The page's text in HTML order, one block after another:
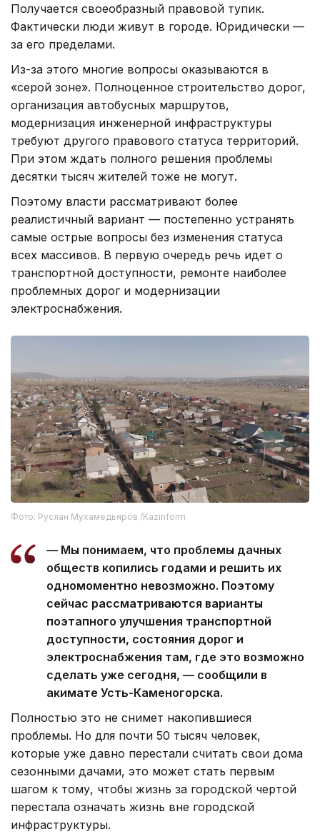
Получается своеобразный правовой тупик.
Фактически люди живут в городе. Юридически —
за его пределами.
Из-за этого многие вопросы оказываются в
«серой зоне». Полноценное строительство дорог,
организация автобусных маршрутов,
модернизация инженерной инфраструктуры
требуют другого правового статуса территорий.
При этом ждать полного решения проблемы
десятки тысяч жителей тоже не могут.
Поэтому власти рассматривают более
реалистичный вариант — постепенно устранять
самые острые вопросы без изменения статуса
всех массивов. В первую очередь речь идет о
транспортной доступности, ремонте наиболее
проблемных дорог и модернизации
электроснабжения.
Фото: Руслан Мухамедьяров /Kazinform
— Мы понимаем, что проблемы дачных
обществ копились годами и решить их
одномоментно невозможно. Поэтому
сейчас рассматриваются варианты
поэтапного улучшения транспортной
доступности, состояния дорог и
электроснабжения там, где это возможно
сделать уже сегодня, — сообщили в
акимате Усть-Каменогорска.
Полностью это не снимет накопившиеся
проблемы. Но для почти 50 тысяч человек,
которые уже давно перестали считать свои дома
сезонными дачами, это может стать первым
шагом к тому, чтобы жизнь за городской чертой
перестала означать жизнь вне городской
инфраструктуры.